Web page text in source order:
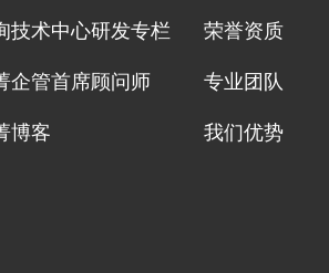
技术中心研发专栏
企管首席顾问师
博客
荣誉资质
专业团队
我们优势